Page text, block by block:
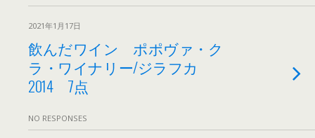
2021年1月17日
飲んだワイン ポポヴァ・ク
ラ・ワイナリー/ジラフカ
2014 7点
NO RESPONSES